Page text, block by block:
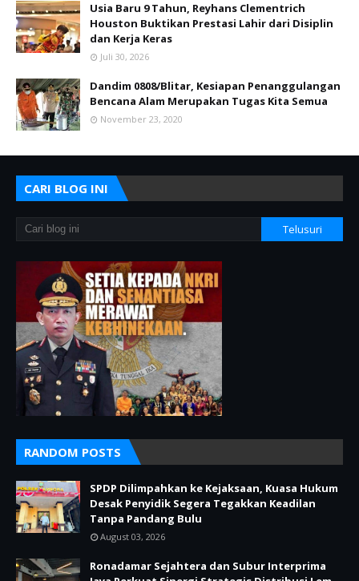
Usia Baru 9 Tahun, Reyhans Clementrich
Houston Buktikan Prestasi Lahir dari Disiplin
dan Kerja Keras
Juli 30, 2026
Dandim 0808/Blitar, Kesiapan Penanggulangan
Bencana Alam Merupakan Tugas Kita Semua
November 23, 2020
CARI BLOG INI
RANDOM POSTS
SPDP Dilimpahkan ke Kejaksaan, Kuasa Hukum
Desak Penyidik Segera Tegakkan Keadilan
Tanpa Pandang Bulu
August 03, 2026
Ronadamar Sejahtera dan Subur Interprima